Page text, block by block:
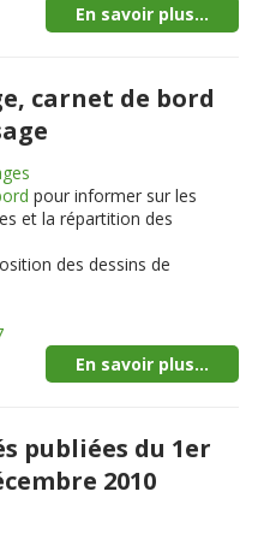
En savoir plus...
carnet de bord
pour informer sur les
et la répartition des
des dessins de
En savoir plus...
publiées du 1er
2010